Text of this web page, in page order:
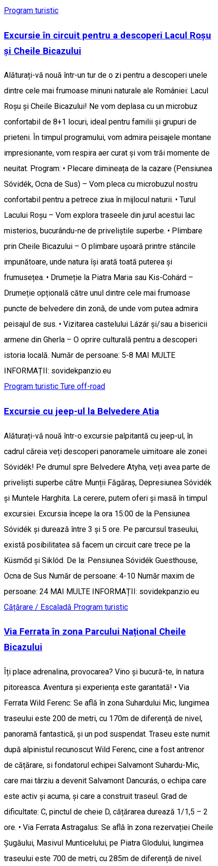
Program turistic
Excursie în circuit pentru a descoperi Lacul Roșu
și Cheile Bicazului
Alăturați-vă nouă într-un tur de o zi pentru a descoperi unele
dintre cele mai frumoase minuni naturale ale României: Lacul
Roșu și Cheile Bicazului! Ne vom deplasa cu un microbuz
confortabil de 8+1 locuri, ideal pentru familii și grupuri de
prieteni. În timpul programului, vom admira peisajele montane
impresionante, vom respira aer curat și vom trăi momente de
neuitat. Program: • Plecare dimineața de la cazare (Pensiunea
Sóvidék, Ocna de Sus) – Vom pleca cu microbuzul nostru
confortabil pentru a petrece ziua în mijlocul naturii. • Turul
Lacului Roșu – Vom explora traseele din jurul acestui lac
misterios, bucurându-ne de priveliștile superbe. • Plimbare
prin Cheile Bicazului – O plimbare ușoară printre stâncile
impunătoare, unde natura își arată toată puterea și
frumusețea. • Drumeție la Piatra Maria sau Kis-Cohárd –
Drumeție opțională către unul dintre cele mai frumoase
puncte de belvedere din zonă, de unde vom putea admira
peisajul de sus. • Vizitarea castelului Lázár și/sau a bisericii
armene din Gherla – O oprire culturală pentru a descoperi
istoria locală. Număr de persoane: 5-8 MAI MULTE
INFORMAȚII: sovidekpanzio.eu
Program turistic Ture off-road
Excursie cu jeep-ul la Belvedere Atia
Alăturați-vă nouă într-o excursie palpitantă cu jeep-ul, în
cadrul căreia veți descoperi panoramele uimitoare ale zonei
Sóvidék! Pe drumul spre Belvedere Atyha, veți avea parte de
priveliști superbe către Munții Făgăraș, Depresiunea Sóvidék
și Muntele Harghita. La cerere, putem oferi și masă în timpul
excursiei. Excursia începe la ora 15:00 de la Pensiunea
Sóvidék și durează între 3 și 5 ore. Pe parcursul traseului,
există posibilitatea să facem un circuit care trece pe la
Küsmőd și Siklód. De la: Pensiunea Sóvidék Guesthouse,
Ocna de Sus Număr de persoane: 4-10 Număr maxim de
persoane: 24 MAI MULTE INFORMAȚII: sovidekpanzio.eu
Cățărare / Escaladă Program turistic
Via Ferrata în zona Parcului Național Cheile
Bicazului
Îți place adrenalina, provocarea? Vino și bucură-te, în natura
pitoreasca. Aventura și experiența este garantată! • Via
Ferrata Wild Ferenc: Se află în zona Suhardului Mic, lungimea
traseului este 200 de metri, cu 170m de diferență de nivel,
panoramă fantastică, și un pod suspendat. Traseu este numit
după alpinistul recunoscut Wild Ferenc, cine a fost antrenor
de cățărare, si fondatorul echipei Salvamont Suhardu-Mic,
care mai târziu a devenit Salvamont Dancurás, o echipa care
este activ și acuma, și care a construit traseul. Grad de
dificultate: C, pinctul de cheie D, cățărarea durează 1/1,5 – 2
ore. • Via Ferrata Astragalus: Se află în zona rezervației Cheile
Șugăului, Masivul Munticelului, pe Piatra Glodului, lungimea
traseului este 700 de metri, cu 285m de diferență de nivel.